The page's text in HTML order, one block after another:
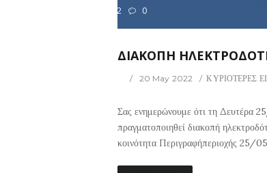
322 0
ΔΙΑΚΟΠΗ
20 May 2022 ΚΥΡΙΟΤΕΡΕΣ
Σας ενημερώνουμε ότι τη
πραγματοποιηθεί διακοπή
κοινότητα Περιγραφήπεριοχής